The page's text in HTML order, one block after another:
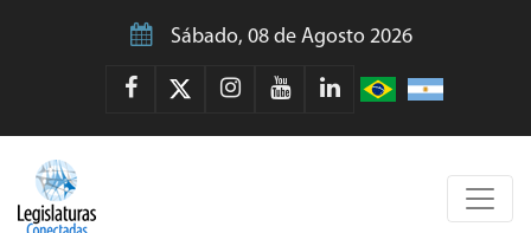
Sábado, 08 de Agosto 2026